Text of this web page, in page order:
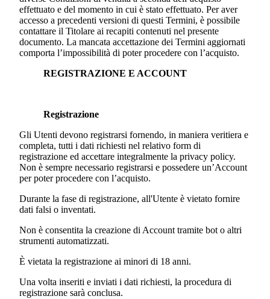
effettuato e del momento in cui è stato effettuato. Per aver
accesso a precedenti versioni di questi Termini, è possibile
contattare il Titolare ai recapiti contenuti nel presente
documento. La mancata accettazione dei Termini aggiornati
comporta l’impossibilità di poter procedere con l’acquisto.
REGISTRAZIONE E ACCOUNT
Registrazione
Gli Utenti devono registrarsi fornendo, in maniera veritiera e
completa, tutti i dati richiesti nel relativo form di
registrazione ed accettare integralmente la privacy policy.
Non è sempre necessario registrarsi e possedere un’Account
per poter procedere con l’acquisto.
Durante la fase di registrazione, all'Utente è vietato fornire
dati falsi o inventati.
Non è consentita la creazione di Account tramite bot o altri
strumenti automatizzati.
È vietata la registrazione ai minori di 18 anni.
Una volta inseriti e inviati i dati richiesti, la procedura di
registrazione sarà conclusa.